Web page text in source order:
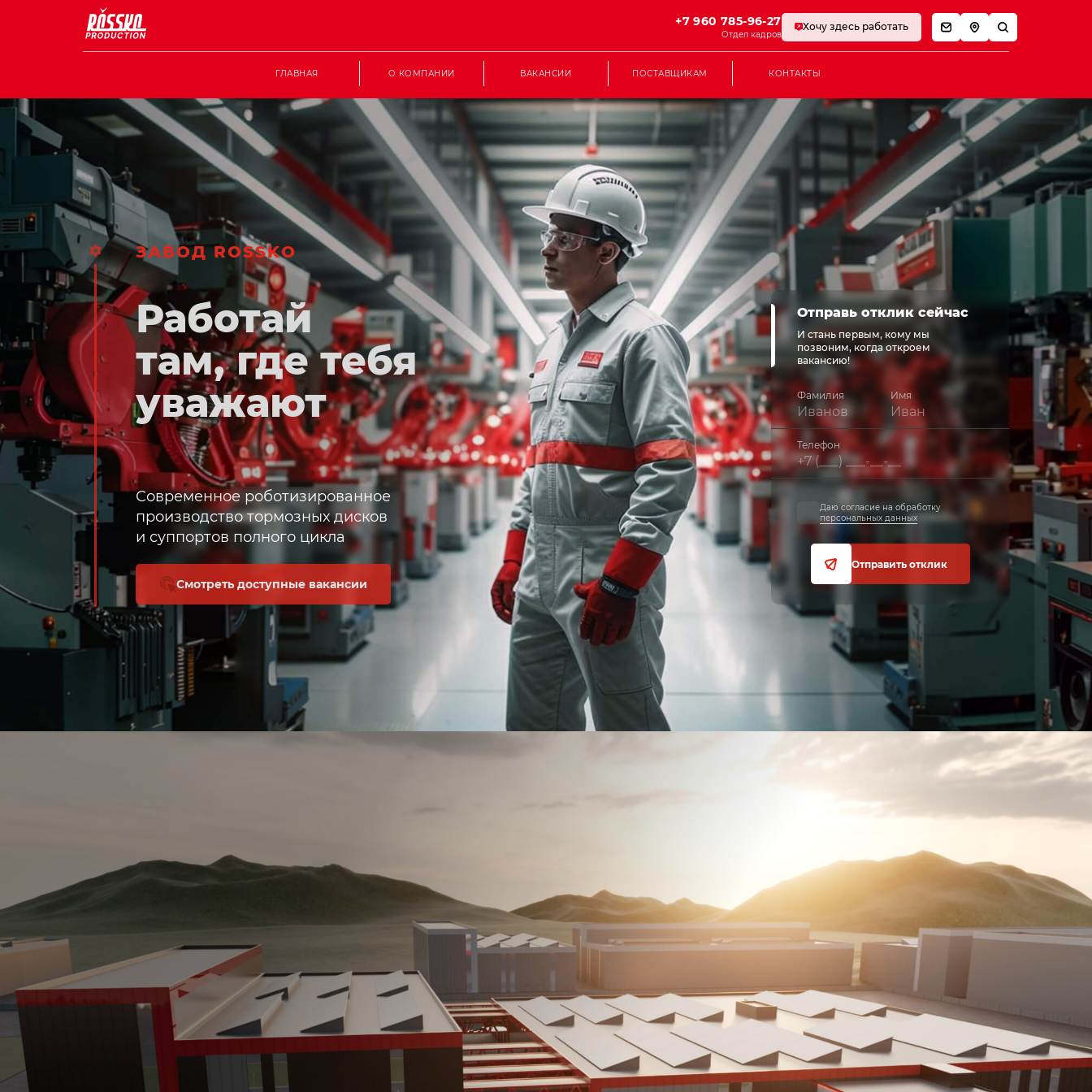
+7 960 785-96-27
Отдел кадров
Хочу здесь работать
ГЛАВНАЯ О КОМПАНИИ ВАКАНСИИ ПОСТАВЩИКАМ КОНТАКТЫ
ЗАВОД ROSSKO
Работай
там, где тебя
уважают
Современное роботизированное
производство тормозных дисков
и суппортов полного цикла
Cмотреть доступные вакансии
Отправь отклик сейчас
И стань первым, кому мы
позвоним, когда откроем
вакансию!
Фамилия Имя
Телефон
Даю согласие на обработку
персональных данных
Отправить отклик